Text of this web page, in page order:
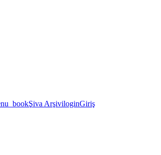
Şiva ArşiviloginGiriş